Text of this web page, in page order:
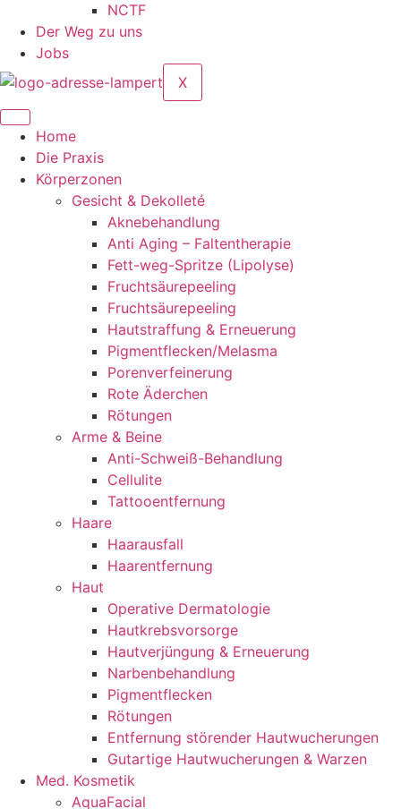
NCTF
Der Weg zu uns
Jobs
X
Home
Die Praxis
Körperzonen
Gesicht & Dekolleté
Aknebehandlung
Anti Aging – Faltentherapie
Fett-weg-Spritze (Lipolyse)
Fruchtsäurepeeling
Fruchtsäurepeeling
Hautstraffung & Erneuerung
Pigmentflecken/Melasma
Porenverfeinerung
Rote Äderchen
Rötungen
Arme & Beine
Anti-Schweiß-Behandlung
Cellulite
Tattooentfernung
Haare
Haarausfall
Haarentfernung
Haut
Operative Dermatologie
Hautkrebsvorsorge
Hautverjüngung & Erneuerung
Narbenbehandlung
Pigmentflecken
Rötungen
Entfernung störender Hautwucherungen
Gutartige Hautwucherungen & Warzen
Med. Kosmetik
AquaFacial